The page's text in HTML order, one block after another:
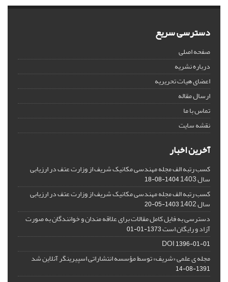
دسترسی سریع
صفحه اصلی
درباره نشریه
اعضای هیات تحریریه
ارسال مقاله
تماس با ما
نقشه سایت
آخرین اخبار
کسب رتبه الف مجله مهندسی مکانیک شریف از وزارت عتف در ارزیابی
سال 1403 1404-08-18
کسب رتبه الف مجله مهندسی مکانیک شریف از وزارت عتف در ارزیابی
سال 1402 1403-05-20
دسترسی به فایل کامل مقالات برای علاقه مندان و خوانندگان به صورت
آزاد و رایگان است1373-01-01
DOI1396-01-01
مجله ی علمی «شریف» توسط مؤسسه انتشاراتی اسپیرینگر آنلاین شد
1391-08-14